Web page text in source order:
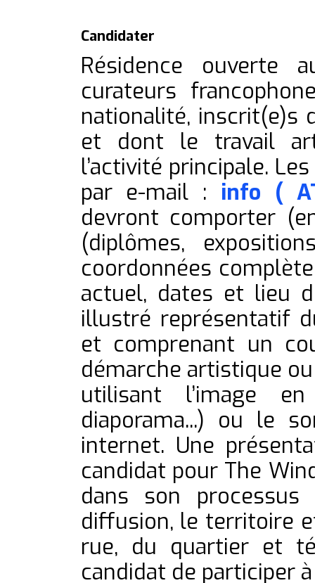
Candidater
Résidence ouverte
curateurs
nationalité, inscrit(e)s
et dont le travail
l’activité principale.
par e-mail : info (
devront comporter
(diplômes,
coordonnées
actuel, dates et lieu
illustré représentatif
et comprenant un
démarche artistique
utilisant l’image
diaporama...) ou le
internet. Une
candidat pour The
dans son
diffusion, le territoire
rue, du quartier et
candidat de participer